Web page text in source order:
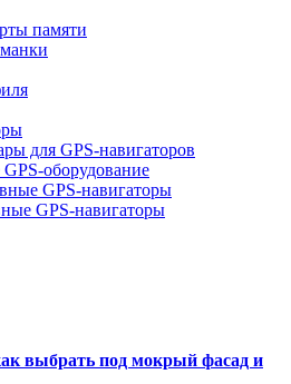
памяти
для GPS-навигаторов
оборудование
GPS-навигаторы
GPS-навигаторы
выбрать под мокрый фасад и